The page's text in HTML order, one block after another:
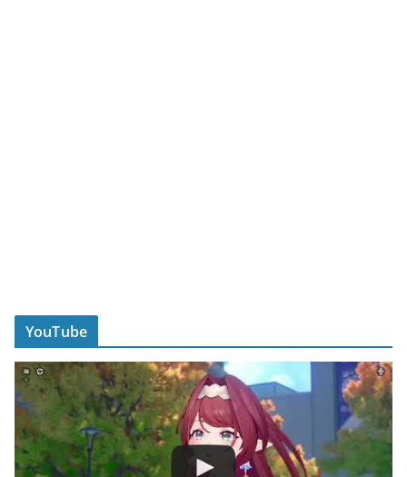
YouTube